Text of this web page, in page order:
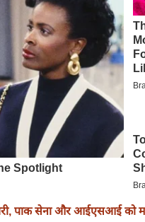
पाक सेना और आईएसआई को